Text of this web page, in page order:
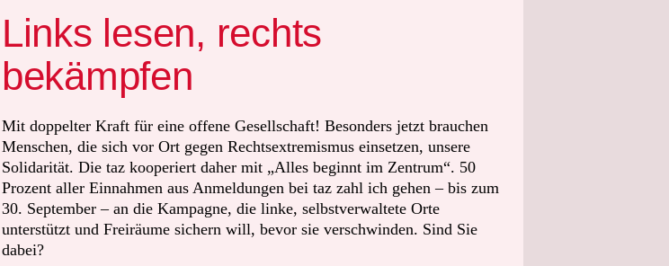
„25 pro Jahr“ sollten es sein, verkündete
2003. Dass immer noch Patienten nach Kiel
Ausbau der Transplantationsmedizin in
ungern verstreichen. Die Medien
Bereitwillig erläutert der 57-Jährige fürs
bei „minimalinvasiven Eingriffen“ an der
von Lungenkranken, mit transplantiertem
treiben. Seine Stimme schwingt dabei im
Links lesen, rechts
bekämpfen
Mit doppelter Kraft für eine offene Gesellschaft! Besonders jetzt brauchen
Menschen, die sich vor Ort gegen Rechtsextremismus einsetzen, unsere
Solidarität. Die taz kooperiert daher mit „Alles beginnt im Zentrum“. 50
Prozent aller Einnahmen aus Anmeldungen bei taz zahl ich gehen – bis zum
30. September – an die Kampagne, die linke, selbstverwaltete Orte
unterstützt und Freiräume sichern will, bevor sie verschwinden. Sind Sie
dabei?